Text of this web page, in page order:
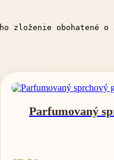
zloženie
Parfumovaný